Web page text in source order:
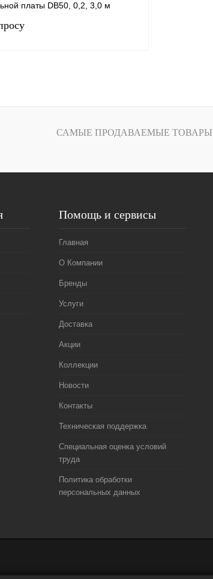
платы DB50, 0,2, 3,0 м
Сравнение
САМЫЕ ПРОДАВАЕМЫЕ ТОВАРЫ
Помощь и сервисы
Главная
О Компании
Бренды
Услуги
Доставка
Акции
Коллекции
Новости
Контакты
Техническая поддержка
Специальная оценка условий
труда
Политика обработки
персональных данных